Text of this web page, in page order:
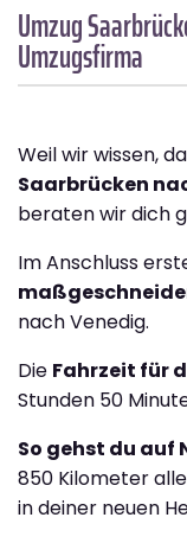
Umzug
Umzugsfirma
Weil wir wissen,
Saarbrücken
beraten wir dich
Im Anschluss
nach Venedig.
Die Fahrzeit für
Stunden 50
So gehst du auf
850 Kilometer
in deiner neuen